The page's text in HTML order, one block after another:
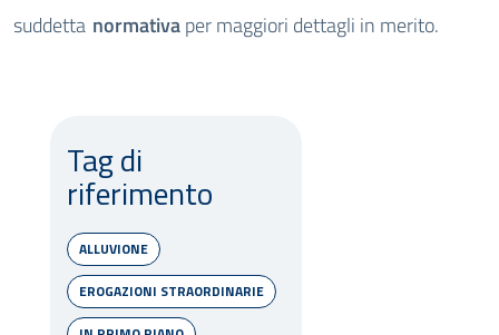
suddetta normativaper maggiori dettagli in merito.
Tag di
riferimento
ALLUVIONE
EROGAZIONI STRAORDINARIE